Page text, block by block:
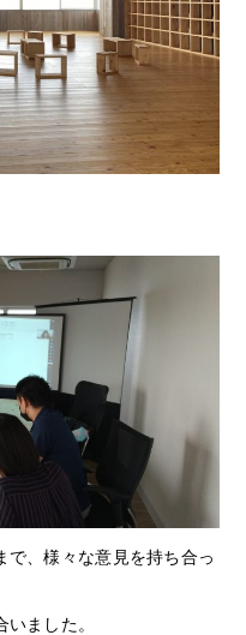
、様々な意見を持ち合っ
ました。